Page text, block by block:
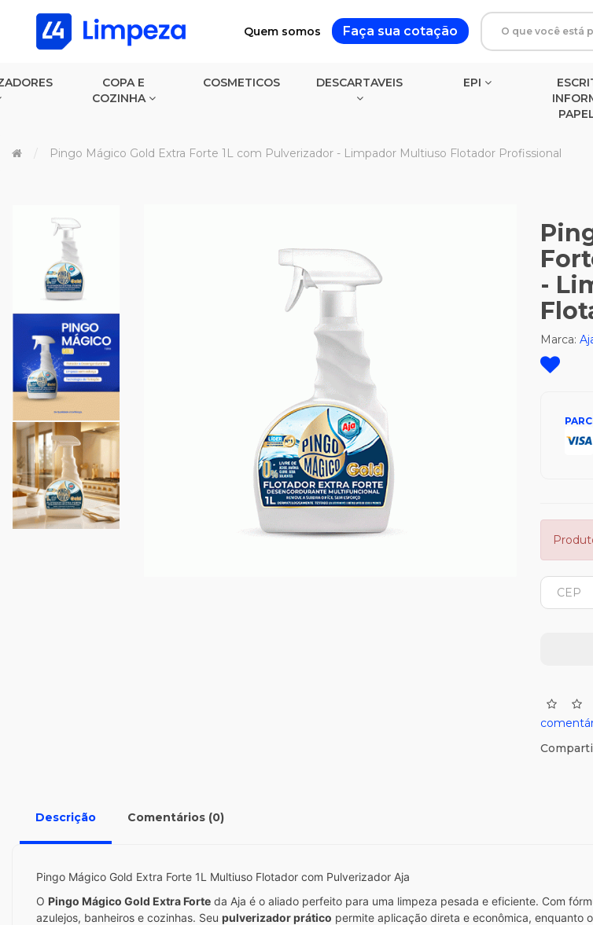
Quem somos Faça sua cotação
COPA E
COZINHA
COSMETICOS DESCARTAVEIS EPI
Pingo Mágico Gold Extra Forte 1L com Pulverizador - Limpador Multiuso Flotador Profissional
-
Marca:
Descrição Comentários (0)
Pingo Mágico Gold Extra Forte 1L Multiuso Flotador com Pulverizador Aja
O Pingo Mágico Gold Extra Forte da Aja é o aliado perfeito para uma limpeza pesada e eficiente. Com
azulejos, banheiros e cozinhas. Seu pulverizador prático permite aplicação direta e econômica, enquanto o